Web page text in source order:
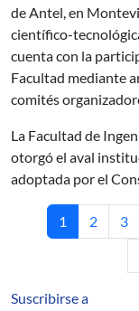
de Antel, en
científico-
cuenta con la
Facultad mediante
comités
La Facultad de
otorgó el aval
adoptada por el
Página actual
1 Página
2 3
Suscribirse a